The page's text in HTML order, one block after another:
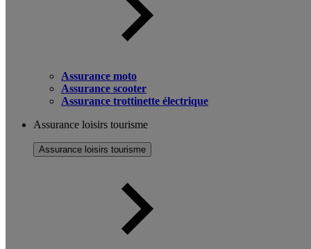
Assurance moto
Assurance scooter
Assurance trottinette électrique
Assurance loisirs tourisme
Assurance loisirs tourisme